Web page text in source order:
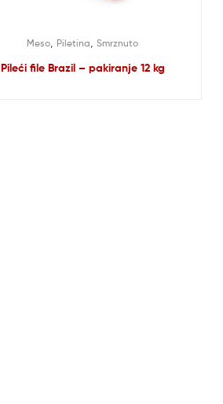
Meso Piletina ,Smrznuto
Pileći file Brazil – pakiranje 12 kg